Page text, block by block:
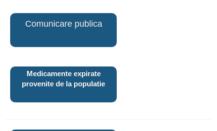
Comunicare publica
Medicamente expirate
provenite de la populatie